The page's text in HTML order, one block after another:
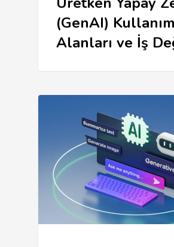
(GenAI) Kullanım
Alanları ve İş